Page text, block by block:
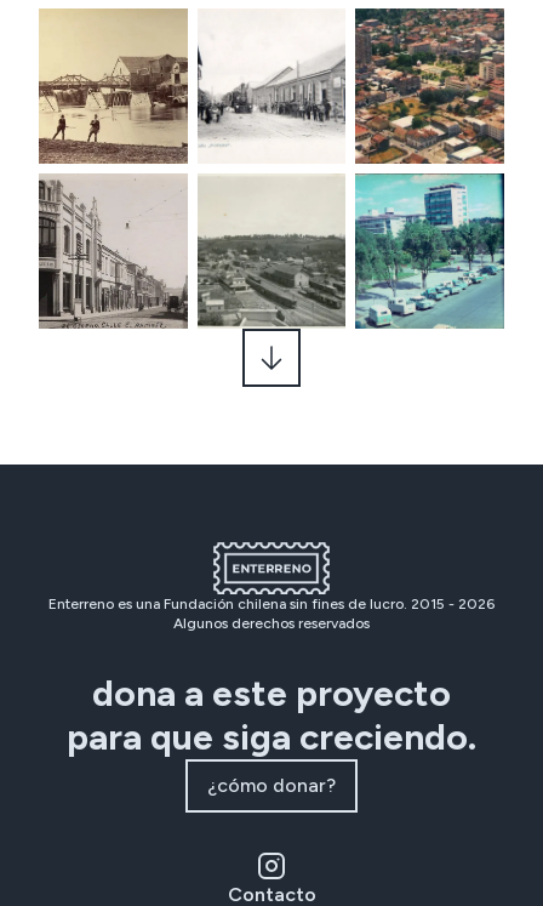
Enterreno es una Fundación chilena sin fines de lucro. 2015 - 2026
Algunos derechos reservados
dona a este proyecto
para que siga creciendo.
¿cómo donar?
Contacto